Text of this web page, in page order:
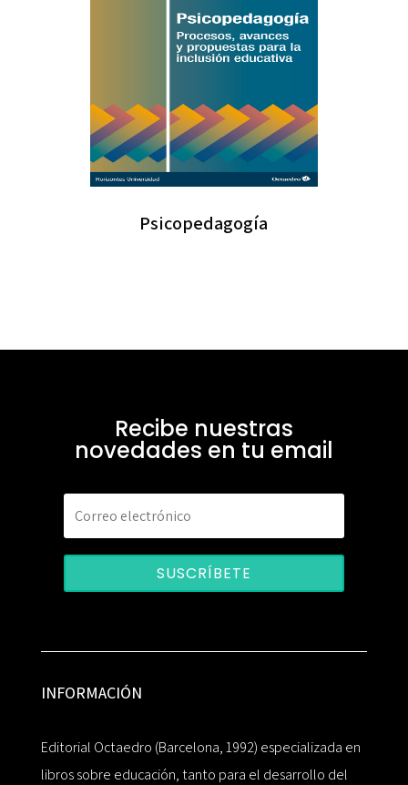
Psicopedagogía
Recibe nuestras
novedades en tu email
SUSCRÍBETE
INFORMACIÓN
Editorial Octaedro (Barcelona, 1992) especializada en
libros sobre educación, tanto para el desarrollo del